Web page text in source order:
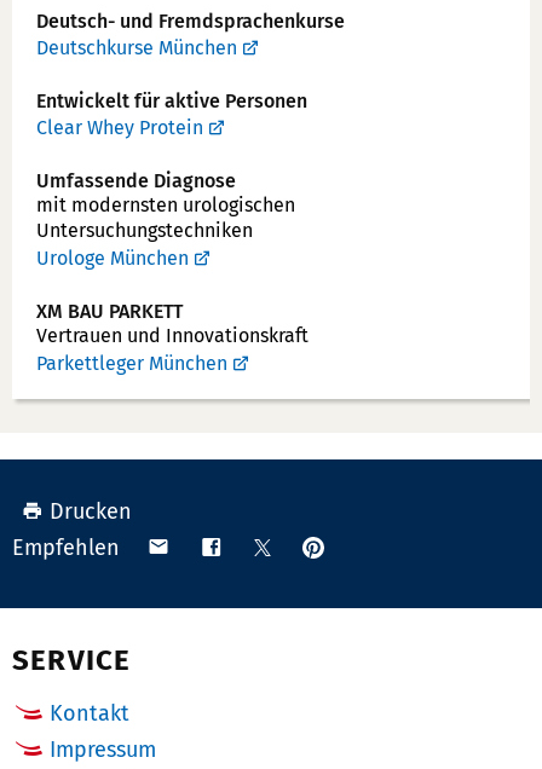
Deutsch- und Fremdsprachenkurse
Deutschkurse München
Entwickelt für aktive Personen
Clear Whey Protein
Umfassende Diagnose
mit modernsten urologischen
Untersuchungstechniken
Urologe München
XM BAU PARKETT
Vertrauen und Innovationskraft
Parkettleger München
Drucken
Empfehlen
Teilen Teilen TeilenAnpinnen
SERVICE
Kontakt
Impressum